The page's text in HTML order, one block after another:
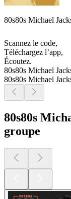
80s80s Michael
Scannez le code,
Téléchargez l’app,
Écoutez.
80s80s Michael
80s80s Michael
80s80s
groupe